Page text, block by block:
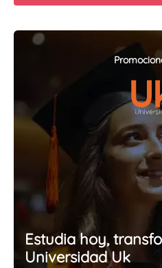
Estudia hoy,
Universidad Uk